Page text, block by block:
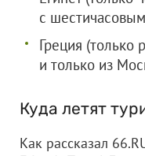
с
Греция (только
и только из
Куда летят
Как рассказал